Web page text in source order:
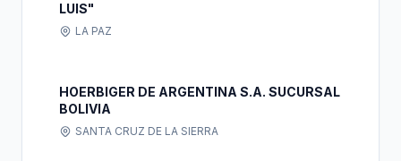
LUIS"
LA PAZ
HOERBIGER DE ARGENTINA S.A. SUCURSAL
BOLIVIA
SANTA CRUZ DE LA SIERRA